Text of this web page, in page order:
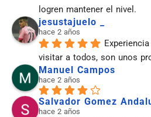
logren mantener el nivel.
jesustajuelo _
hace 2 años
visitar a todos, son unos
Manuel Campos
hace 2 años
Salvador Gomez
hace 2 años